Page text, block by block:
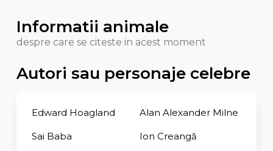
Informatii animale
despre care se citeste in acest moment
Autori sau personaje celebre
Edward Hoagland Alan Alexander Milne
Sai Baba Ion Creangă